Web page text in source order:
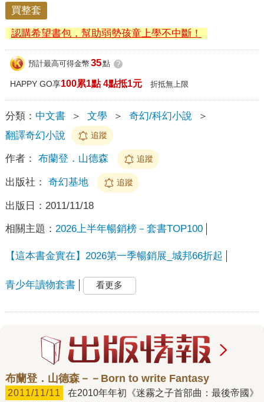
買整套
認購希望書包，幫助弱勢孩童上學不中斷！
預計最高可得金幣 35點 ?
HAPPY GO享100累1點 4點抵1元 折抵無上限
分類： 中文書 ＞ 文學 ＞ 奇幻/科幻小說
＞
翻譯奇幻小說
追蹤
作者： 布蘭登．山德森 追蹤
出版社： 奇幻基地 追蹤
出版日： 2011/11/18
相關主題： 2026上半年暢銷榜－套書TOP100
【這本書金實在】2026第一季暢銷展_城邦66折起
青少年讀物套書 看更多
布蘭登．山德森－－Born to write Fantasy
2011/11/11